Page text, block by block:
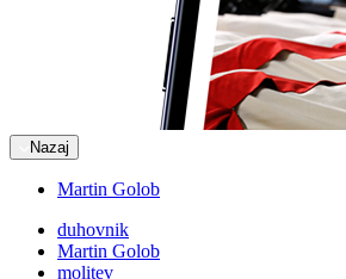
Nazaj
Martin Golob
duhovnik
Martin Golob
molitev